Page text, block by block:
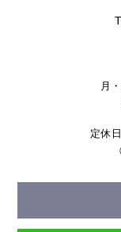
月
定休